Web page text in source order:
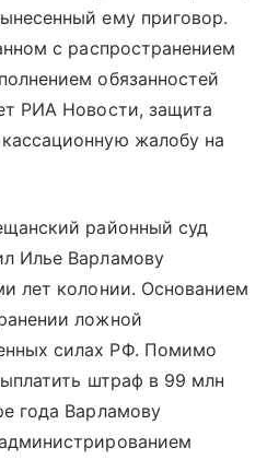
ему приговор.
с распространением
обязанностей
РИА Новости, защита
жалобу на
районный суд
Илье Варламову
лет колонии. Основанием
ложной
силах РФ. Помимо
штраф в 99 млн
года Варламову